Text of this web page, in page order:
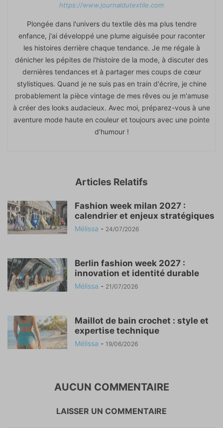
https://www.journaldutextile.com
Plongée dans l'univers du textile dès ma plus tendre
enfance, j'ai développé une plume aiguisée pour raconter
les histoires derrière chaque tendance. Je me régale à
dénicher les pépites de l'histoire de la mode, à discuter des
dernières tendances et à partager mes coups de cœur
stylistiques. Quand je ne suis pas en train d'écrire, je chine
probablement la pièce vintage de mes rêves ou je m'amuse
à créer des looks audacieux. Avec moi, préparez-vous à une
aventure mode haute en couleur et toujours avec une pointe
d'humour !
Articles Relatifs
Fashion week milan 2027 :
calendrier et enjeux stratégiques
Mélissa - 24/07/2026
Berlin fashion week 2027 :
innovation et identité durable
Mélissa - 21/07/2026
Maillot de bain crochet : style et
expertise technique
Mélissa - 19/06/2026
AUCUN COMMENTAIRE
LAISSER UN COMMENTAIRE